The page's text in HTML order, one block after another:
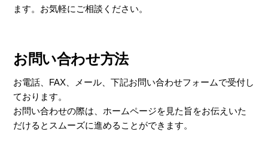
ます。お気軽にご相談ください。
お問い合わせ方法
お電話、FAX、メール、下記お問い合わせフォームで受付し
ております。
お問い合わせの際は、ホームページを見た旨をお伝えいた
だけるとスムーズに進めることができます。